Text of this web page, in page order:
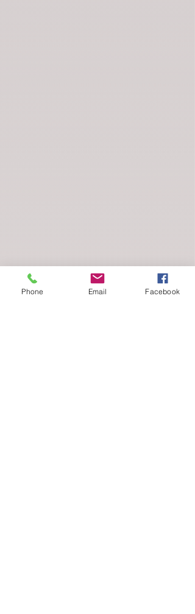
Phone Email Facebook